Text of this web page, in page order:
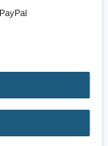
AGB
PayPal